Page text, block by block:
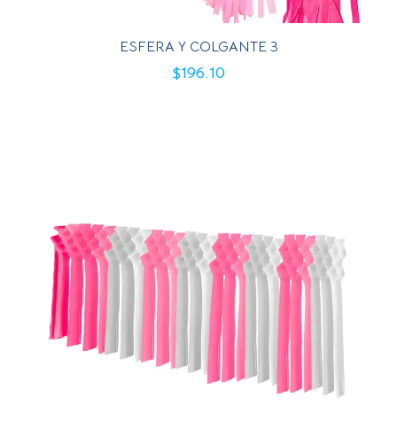
ESFERA Y COLGANTE 3
$196.10